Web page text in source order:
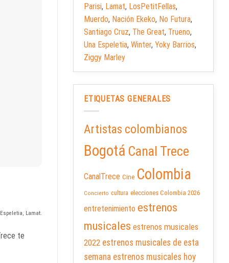
Lamat.
te
Parisi, Lamat, LosPetitFellas,
Muerdo, Nación Ekeko, No Futura,
Santiago Cruz, The Great, Trueno,
Una Espeletia, Winter, Yoky Barrios,
Ziggy Marley
ETIQUETAS GENERALES
Artistas colombianos
Bogotá Canal Trece
CanalTrece Cine Colombia
Concierto cultura elecciones Colombia 2026
entretenimiento estrenos
musicales estrenos musicales
2022 estrenos musicales de esta
semana estrenos musicales hoy